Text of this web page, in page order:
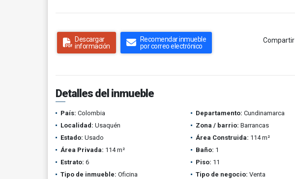
Descargar
información
Recomendar inmueble
por correo electrónico
Compartir
Detalles del inmueble
País: Colombia Departamento: Cundinamarca
Localidad: Usaquén Zona / barrio: Barrancas
Estado: Usado Área Construida: 114 m²
Área Privada: 114 m² Baño: 1
Estrato: 6 Piso: 11
Tipo de inmueble: Oficina Tipo de negocio: Venta